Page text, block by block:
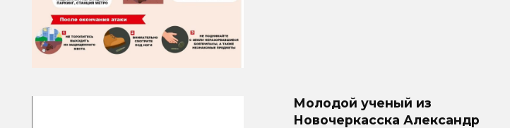
Молодой ученый из
Новочеркасска Александр